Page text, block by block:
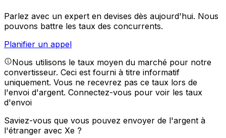
Parlez avec un expert en devises dès aujourd'hui. Nous
pouvons battre les taux des concurrents.
Planifier un appel
Nous utilisons le taux moyen du marché pour notre
convertisseur. Ceci est fourni à titre informatif
uniquement. Vous ne recevrez pas ce taux lors de
l'envoi d'argent. Connectez-vous pour voir les taux
d'envoi
Saviez-vous que vous pouvez envoyer de l'argent à
l'étranger avec Xe ?